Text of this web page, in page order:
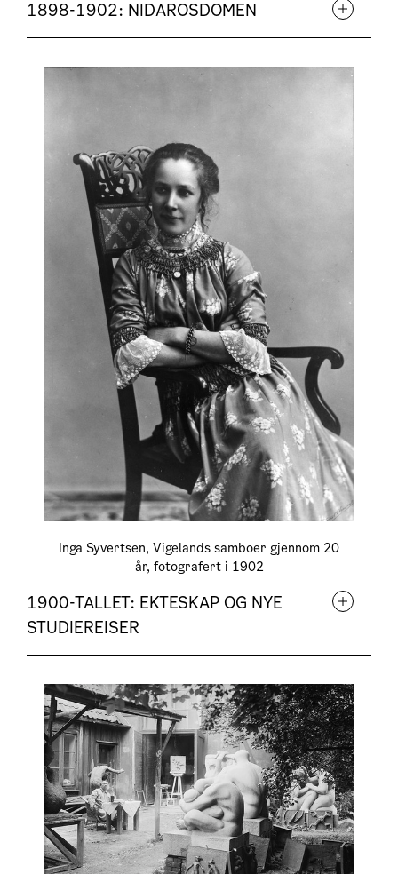
1898-1902: NIDAROSDOMEN
Inga Syvertsen, Vigelands samboer gjennom 20
år, fotografert i 1902
1900-TALLET: EKTESKAP OG NYE
STUDIEREISER